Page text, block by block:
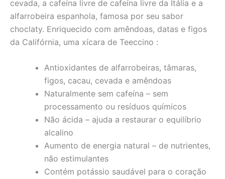
cevada, a cafeína livre de cafeína livre da Itália e a
alfarrobeira espanhola, famosa por seu sabor
choclaty. Enriquecido com amêndoas, datas e figos
da Califórnia, uma xícara de Teeccino :
Antioxidantes de alfarrobeiras, tâmaras,
figos, cacau, cevada e amêndoas
Naturalmente sem cafeína – sem
processamento ou resíduos químicos
Não ácida – ajuda a restaurar o equilíbrio
alcalino
Aumento de energia natural – de nutrientes,
não estimulantes
Contém potássio saudável para o coração